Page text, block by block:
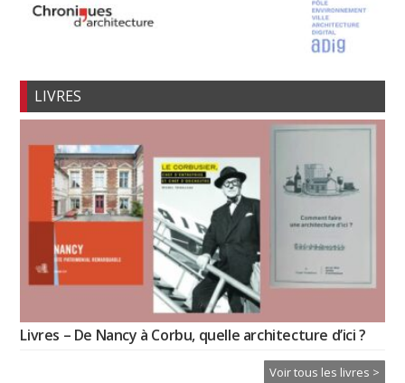
LIVRES
Livres – De Nancy à Corbu, quelle architecture d’ici ?
Voir tous les livres >